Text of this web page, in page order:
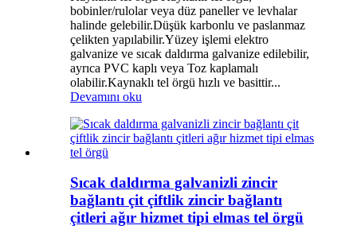
bobinler/rulolar veya düz paneller ve levhalar
halinde gelebilir.Düşük karbonlu ve paslanmaz
çelikten yapılabilir.Yüzey işlemi elektro
galvanize ve sıcak daldırma galvanize edilebilir,
ayrıca PVC kaplı veya Toz kaplamalı
olabilir.Kaynaklı tel örgü hızlı ve basittir...
Devamını oku
Sıcak daldırma galvanizli zincir
bağlantı çit çiftlik zincir bağlantı
çitleri ağır hizmet tipi elmas tel örgü